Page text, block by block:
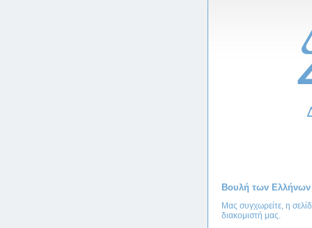
Βουλή των Ελλήνων
Μας συγχωρείτε, η
διακομιστή μας.